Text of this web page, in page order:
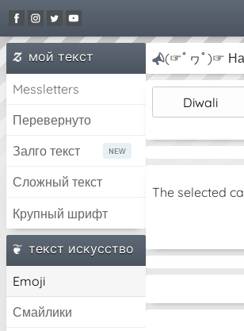
мой текст
Messletters
Перевернуто
Залго текст
Сложный текст
Крупный шрифт
текст искусство
Emoji
Смайлики
(☞ﾟヮﾟ)☞ На
Diwali
The selected